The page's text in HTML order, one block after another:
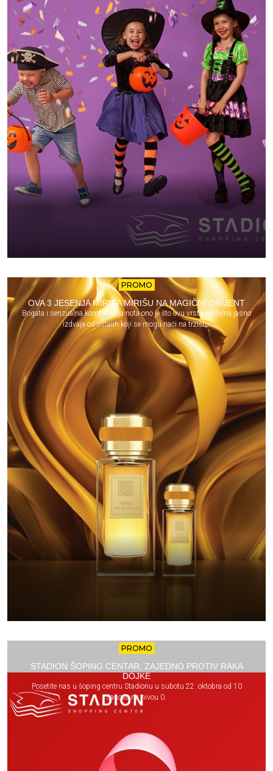
PROMO
OVA 3 JESENJA MIRISA MIRIŠU NA MAGIČNI ORIJENT
Bogata i senzualna kombinacija nota ono je što ovu vrstu parfema jasno
izdvaja od ostalih koji se mogu naći na tržištu.
PROMO
STADION ŠOPING CENTAR: ZAJEDNO PROTIV RAKA
DOJKE
Posetite nas u šoping centru Stadionu u subotu 22. oktobra od 10
časova na nivou 0.